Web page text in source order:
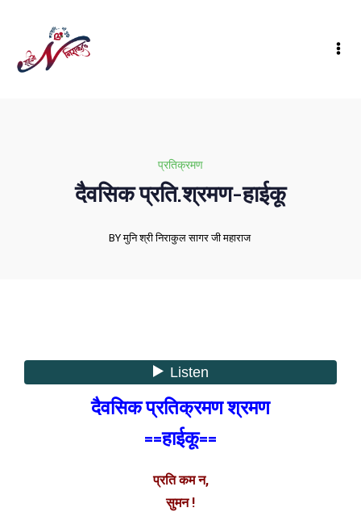
प्रतिक्रमण
दैवसिक प्रति.श्रमण-हाईकू
BY मुनि श्री निराकुल सागर जी महाराज
दैवसिक प्रतिक्रमण श्रमण
==हाईकू==
प्रति कम न,
सुमन !